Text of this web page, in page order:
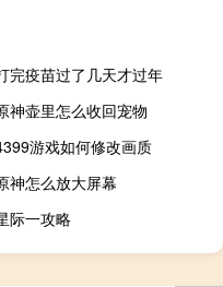
完疫苗过了几天才过年
神壶里怎么收回宠物
游戏如何修改画质
神怎么放大屏幕
际一攻略